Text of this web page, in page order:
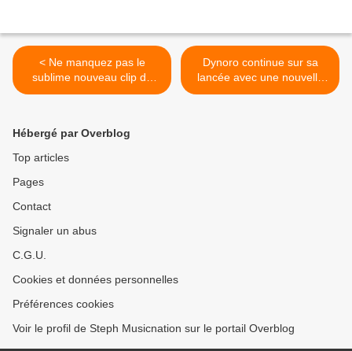
< Ne manquez pas le
sublime nouveau clip de
SiAu !
Dynoro continue sur sa
lancée avec une nouvelle
collaboration ! >
Hébergé par Overblog
Top articles
Pages
Contact
Signaler un abus
C.G.U.
Cookies et données personnelles
Préférences cookies
Voir le profil de Steph Musicnation sur le portail Overblog